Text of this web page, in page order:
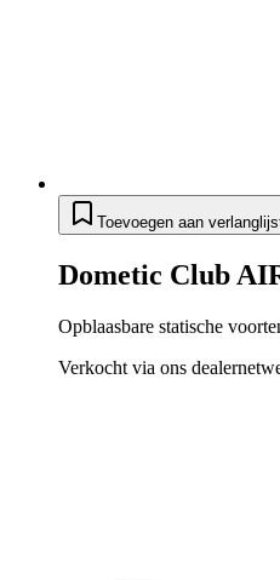
Toevoegen aan
Dometic Club
Opblaasbare statische
Verkocht via ons